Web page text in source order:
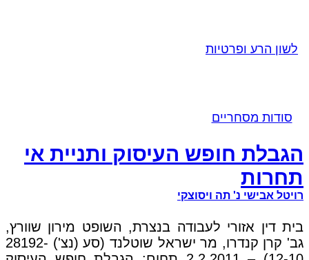
לשון הרע ופרטיות
סודות מסחריים
הגבלת חופש העיסוק ותניית אי
תחרות
רויטל אבישי נ' תה ויסוצקי
בית דין אזורי לעבודה בנצרת, השופט מירון שוורץ,
גב' קרן קנדרו, מר ישראל שוטלנד (סע (נצ') 28192-